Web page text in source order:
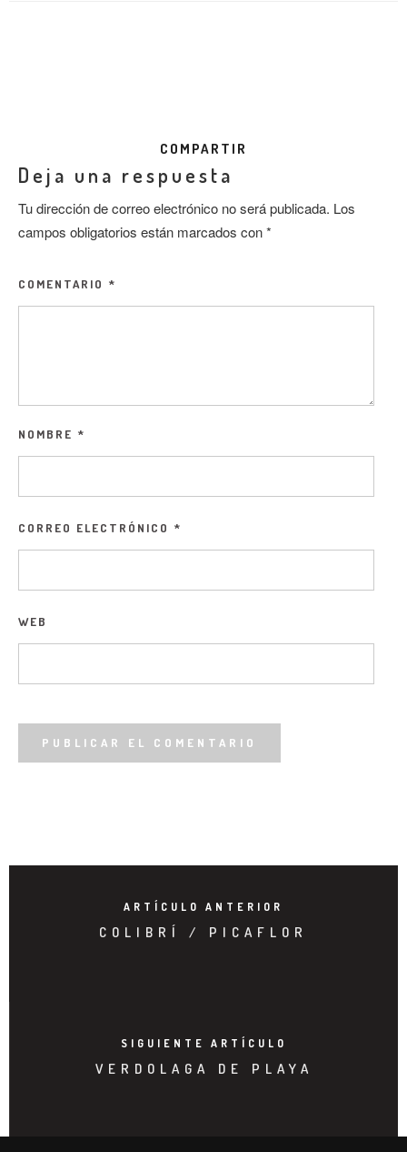
COMPARTIR
Deja una respuesta
Tu dirección de correo electrónico no será publicada. Los
campos obligatorios están marcados con*
COMENTARIO *
NOMBRE *
CORREO ELECTRÓNICO *
WEB
ARTÍCULO ANTERIOR
COLIBRÍ / PICAFLOR
SIGUIENTE ARTÍCULO
VERDOLAGA DE PLAYA